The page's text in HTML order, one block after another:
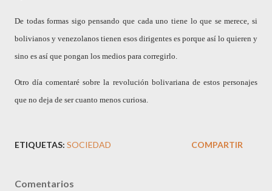
De todas formas sigo pensando que cada uno tiene lo que se merece, si
bolivianos y venezolanos tienen esos dirigentes es porque así lo quieren y
sino es así que pongan los medios para corregirlo.
Otro día comentaré sobre la revolución bolivariana de estos personajes
que no deja de ser cuanto menos curiosa.
ETIQUETAS: SOCIEDAD COMPARTIR
Comentarios